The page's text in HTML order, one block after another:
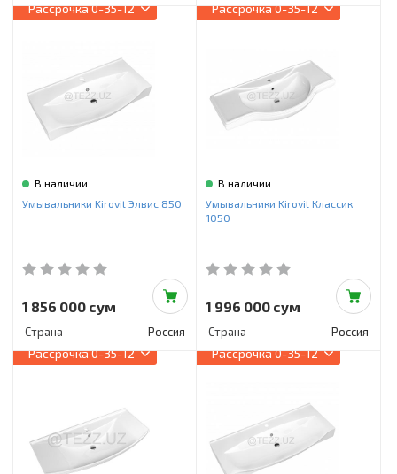
Рассрочка0-35-12
В наличии
Умывальники Kirovit Элвис 850
1 856 000 сум
Страна Россия
Рассрочка0-35-12
В наличии
Умывальники Kirovit Классик
1050
1 996 000 сум
Страна Россия
Рассрочка0-35-12 Рассрочка0-35-12